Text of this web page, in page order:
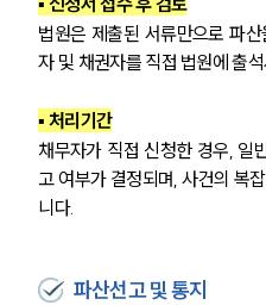
법원은 제출된 서류만으로 파
자 및 채권자를 직접 법원에 출
▪ 처리기간
채무자가 직접 신청한 경우, 일
고 여부가 결정되며, 사건의 복
니다.
파산선고 및 통지